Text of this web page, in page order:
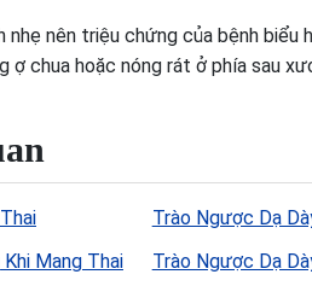
nên triệu chứng của bệnh biểu
ợ chua hoặc nóng rát ở phía sau
Mang Thai
Trào Ngược Dạ
Trào Ngược Dạ